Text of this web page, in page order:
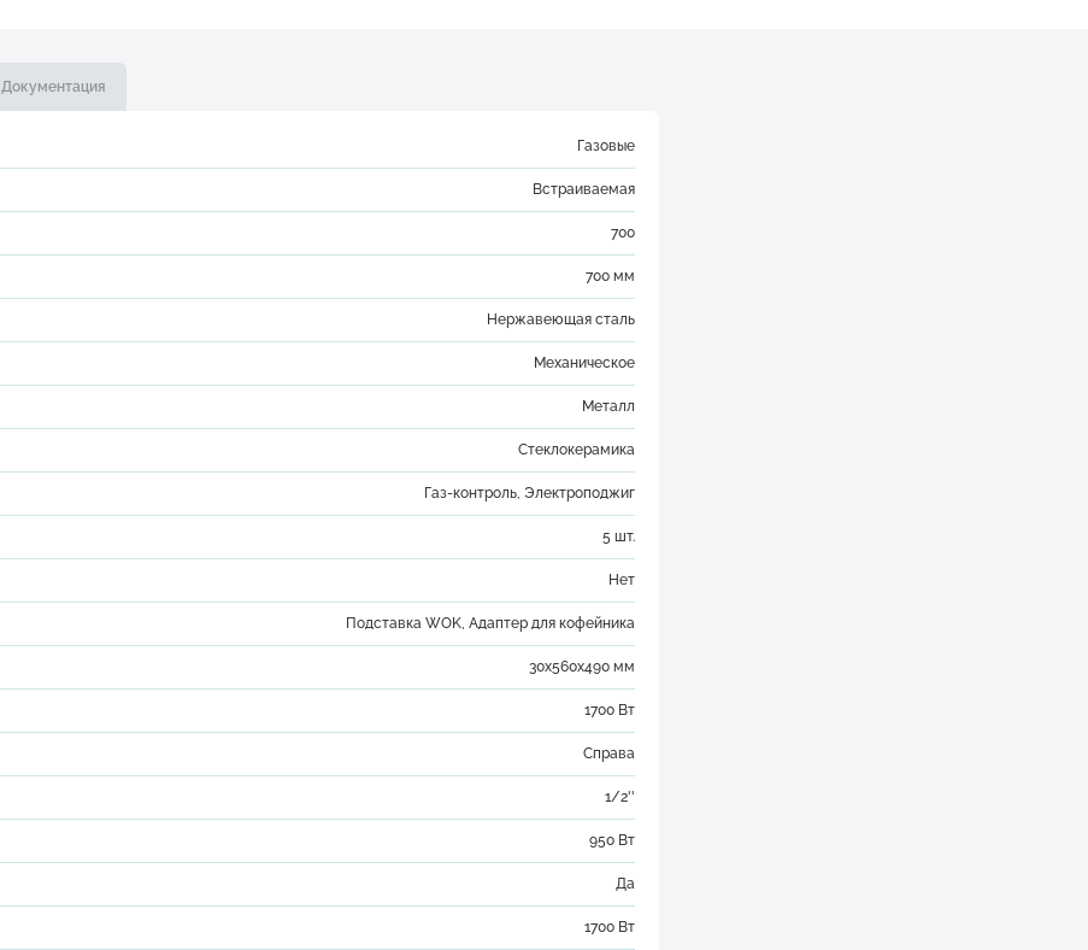
Документация
Газовые
Встраиваемая
700
700 мм
Нержавеющая сталь
Механическое
Металл
Стеклокерамика
Газ-контроль, Электроподжиг
5 шт.
Нет
Подставка WOK, Адаптер для кофейника
30x560x490 мм
1700 Вт
Справа
1/2''
950 Вт
Да
1700 Вт